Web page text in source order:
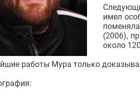
имел
(2006),
около
работы Мура только